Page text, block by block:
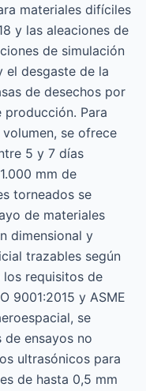
materiales difíciles
y las aleaciones de
de simulación
el desgaste de la
de desechos por
producción. Para
se ofrece
5 y 7 días
mm de
torneados se
de materiales
dimensional y
trazables según
los requisitos de
9001:2015 y ASME
se
ensayos no
ultrasónicos para
de hasta 0,5 mm